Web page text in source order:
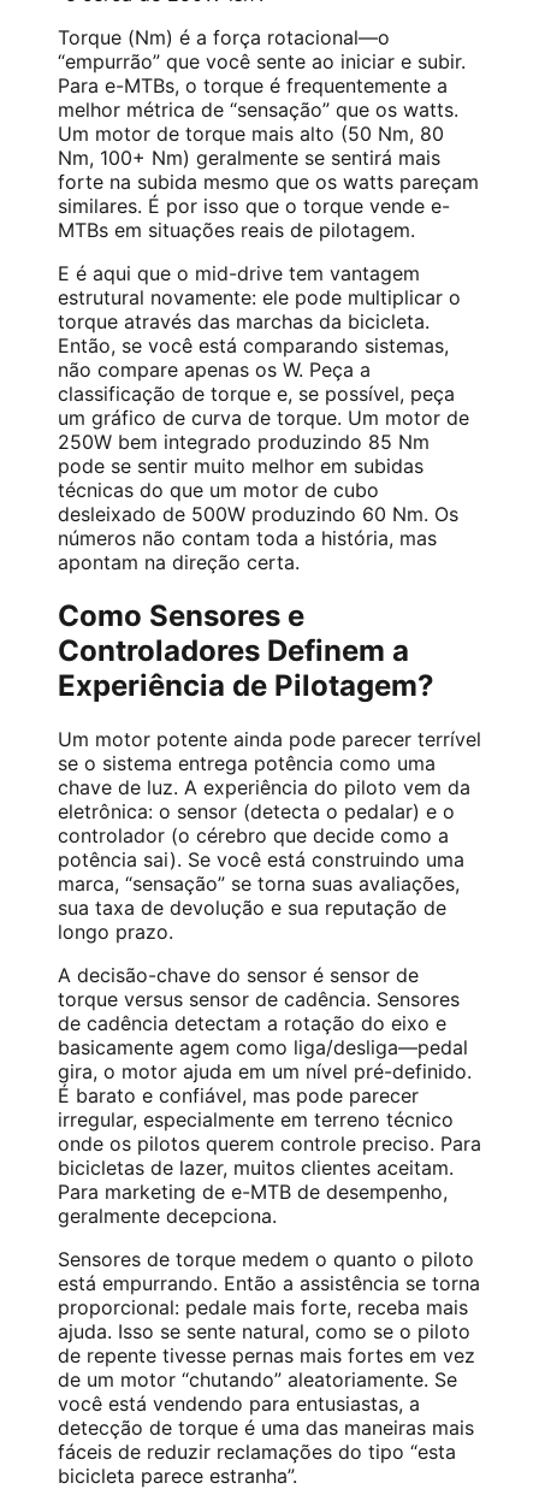
Torque (Nm) é a força rotacional—o
“empurrão” que você sente ao iniciar e subir.
Para e-MTBs, o torque é frequentemente a
melhor métrica de “sensação” que os watts.
Um motor de torque mais alto (50 Nm, 80
Nm, 100+ Nm) geralmente se sentirá mais
forte na subida mesmo que os watts pareçam
similares. É por isso que o torque vende e-
MTBs em situações reais de pilotagem.
E é aqui que o mid-drive tem vantagem
estrutural novamente: ele pode multiplicar o
torque através das marchas da bicicleta.
Então, se você está comparando sistemas,
não compare apenas os W. Peça a
classificação de torque e, se possível, peça
um gráfico de curva de torque. Um motor de
250W bem integrado produzindo 85 Nm
pode se sentir muito melhor em subidas
técnicas do que um motor de cubo
desleixado de 500W produzindo 60 Nm. Os
números não contam toda a história, mas
apontam na direção certa.
Como Sensores e
Controladores Definem a
Experiência de Pilotagem?
Um motor potente ainda pode parecer terrível
se o sistema entrega potência como uma
chave de luz. A experiência do piloto vem da
eletrônica: o sensor (detecta o pedalar) e o
controlador (o cérebro que decide como a
potência sai). Se você está construindo uma
marca, “sensação” se torna suas avaliações,
sua taxa de devolução e sua reputação de
longo prazo.
A decisão-chave do sensor é sensor de
torque versus sensor de cadência. Sensores
de cadência detectam a rotação do eixo e
basicamente agem como liga/desliga—pedal
gira, o motor ajuda em um nível pré-definido.
É barato e confiável, mas pode parecer
irregular, especialmente em terreno técnico
onde os pilotos querem controle preciso. Para
bicicletas de lazer, muitos clientes aceitam.
Para marketing de e-MTB de desempenho,
geralmente decepciona.
Sensores de torque medem o quanto o piloto
está empurrando. Então a assistência se torna
proporcional: pedale mais forte, receba mais
ajuda. Isso se sente natural, como se o piloto
de repente tivesse pernas mais fortes em vez
de um motor “chutando” aleatoriamente. Se
você está vendendo para entusiastas, a
detecção de torque é uma das maneiras mais
fáceis de reduzir reclamações do tipo “esta
bicicleta parece estranha”.